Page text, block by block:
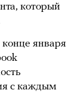
который
конце января
с каждым